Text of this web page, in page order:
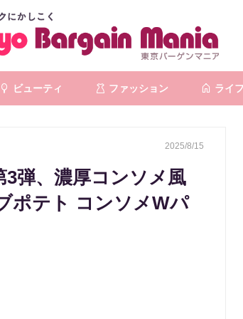
ビューティ ファッション ライフ
2025/8/15
弾、濃厚コンソメ風
ポテト コンソメWパ